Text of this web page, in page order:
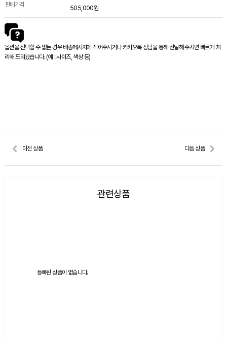
판매가격 505,000원
옵션을 선택할 수 없는 경우 배송메시지에 적어주시거나 카카오톡 상담을 통해 전달해 주시면 빠르게 처
리해 드리겠습니다. (예 : 사이즈, 색상 등)
이전 상품 다음 상품
관련상품
등록된 상품이 없습니다.